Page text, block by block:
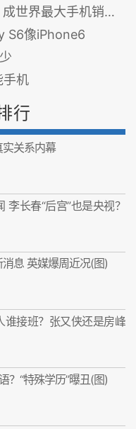
界最大手机销售商
S6像iPhone6
手机
行
关系内幕
李长春“后宫”也是央视？
息 英媒爆周近况(图)
谁接班？张又侠还是房峰
？“特殊学历”曝丑(图)